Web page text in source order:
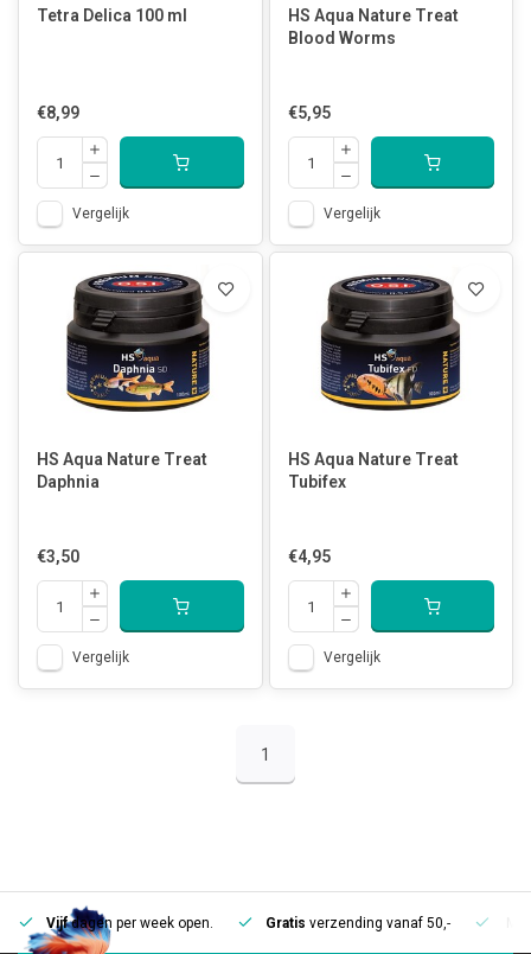
Tetra Delica 100 ml
€8,99
Vergelijk
HS Aqua Nature Treat
Blood Worms
€5,95
Vergelijk
HS Aqua Nature Treat
Daphnia
€3,50
Vergelijk
HS Aqua Nature Treat
Tubifex
€4,95
Vergelijk
1
Vijfdagen per week open. Gratis verzending vanaf 50,-